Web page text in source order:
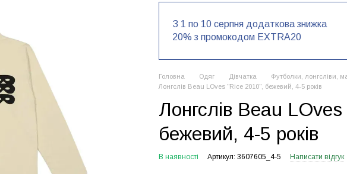
З 1 по 10 серпня додаткова знижка
20% з промокодом EXTRA20
Головна Одяг Дівчатка
Футболки, лонгсліви,
Лонгслів Beau LOves "Rice 2010", бежевий, 4-5 років
Лонгслів Beau
бежевий, 4-5 років
В наявності Артикул: 3607605_4-5 Написати відгук